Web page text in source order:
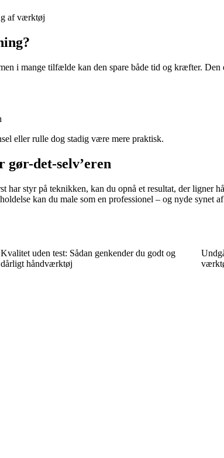
af værktøj
i mange tilfælde kan den spare både tid og kræfter. Den
eller rulle dog stadig være mere praktisk.
gør-det-selv’eren
har styr på teknikken, kan du opnå et resultat, der
kan du male som en professionel – og nyde synet
Kvalitet uden test: Sådan genkender du godt og
dårligt håndværktøj